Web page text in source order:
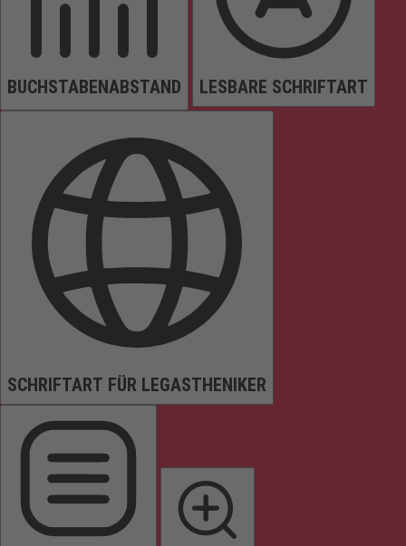
BUCHSTABENABSTAND LESBARE SCHRIFTART
SCHRIFTART FÜR LEGASTHENIKER